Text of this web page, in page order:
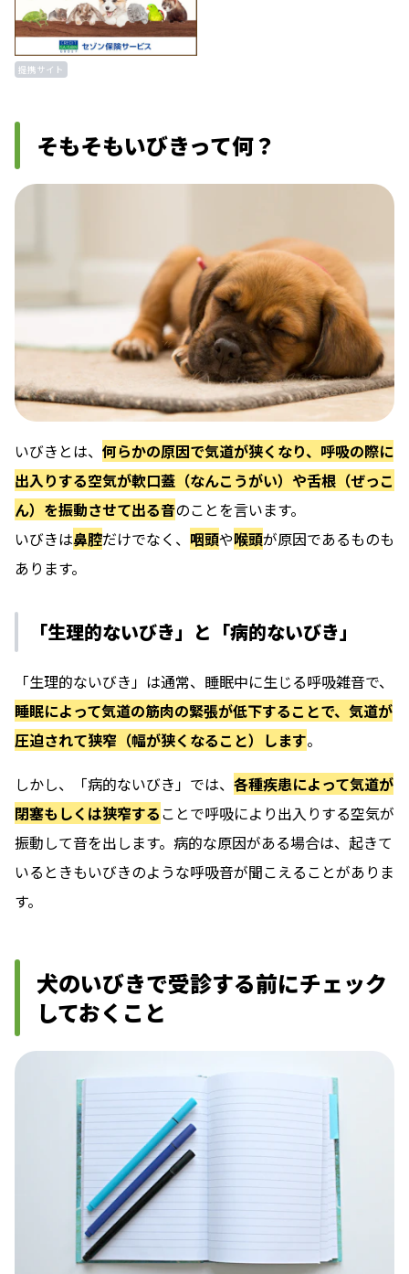
提携サイト
そもそもいびきって何？
いびきとは、 何らかの原因で気道が狭くなり、呼吸の際に
出入りする空気が軟口蓋（なんこうがい）や舌根（ぜっこ
ん）を振動させて出る音のことを言います。
いびきは鼻腔だけでなく、 咽頭や喉頭が原因であるものも
あります。
「生理的ないびき」と「病的ないびき」
「生理的ないびき」は通常、睡眠中に生じる呼吸雑音で、
睡眠によって気道の筋肉の緊張が低下することで、気道が
圧迫されて狭窄（幅が狭くなること）します。
しかし、「病的ないびき」では、 各種疾患によって気道が
閉塞もしくは狭窄することで呼吸により出入りする空気が
振動して音を出します。病的な原因がある場合は、起きて
いるときもいびきのような呼吸音が聞こえることがありま
す。
犬のいびきで受診する前にチェック
しておくこと